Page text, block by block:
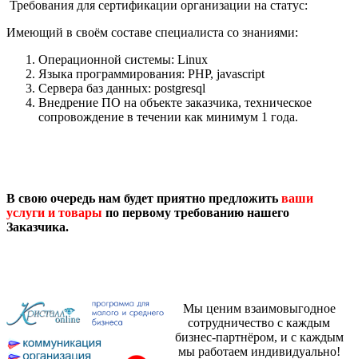
Требования для сертификации организации на статус:
Имеющий в своём составе специалиста со знаниями:
Операционной системы: Linux
Языка программирования: PHP, javascript
Сервера баз данных: postgresql
Внедрение ПО на объекте заказчика, техническое
сопровождение в течении как минимум 1 года.
В свою очередь нам будет приятно предложить ваши
услуги и товары по первому требованию нашего
Заказчика.
Мы ценим взаимовыгодное
сотрудничество с каждым
бизнес-партнёром, и с каждым
мы работаем индивидуально!